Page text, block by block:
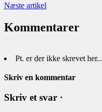
Næste artikel
Kommentarer
Pt. er der ikke skrevet her...
Skriv en kommentar
Skriv et svar ·